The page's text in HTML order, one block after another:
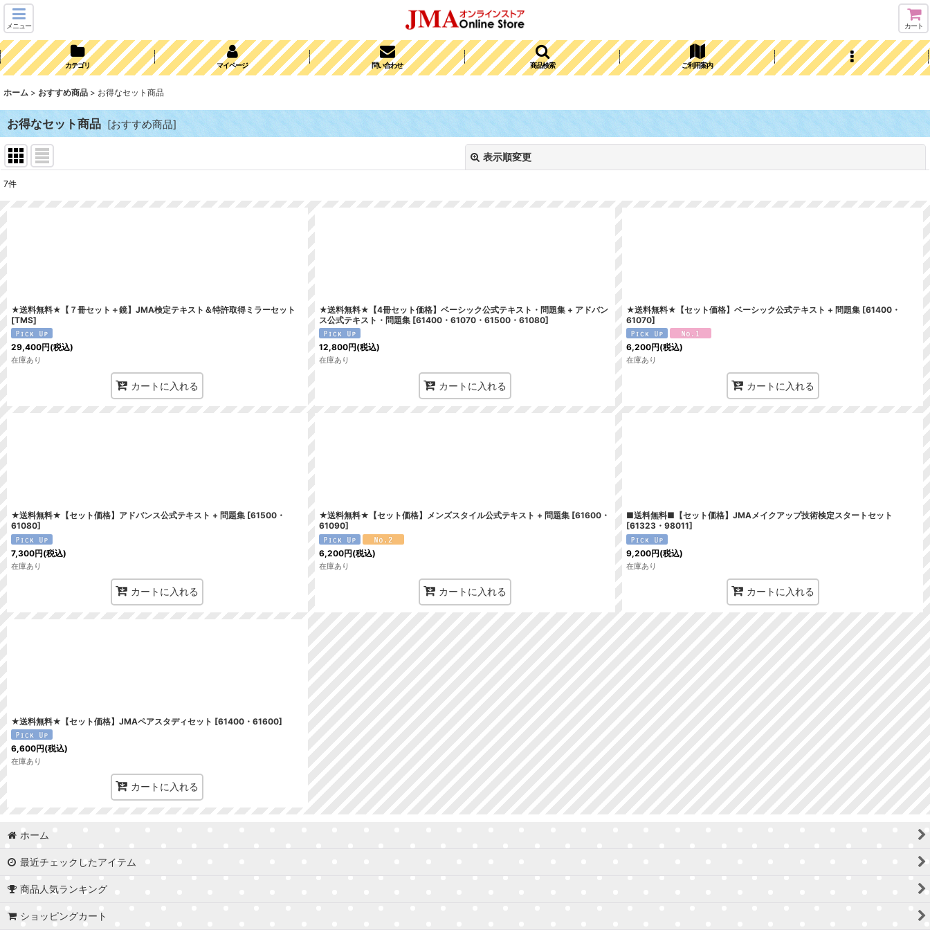
メニュー カート
カテゴリ マイページ 問い合わせ 商品検索 ご利用案内
ホーム > おすすめ商品 > お得なセット商品
お得なセット商品 [おすすめ商品]
表示順変更
7件
★送料無料★【７冊セット＋鏡】JMA検定テキスト＆特許取得ミラーセット
[TMS]
29,400円(税込)
在庫あり
カートに入れる
★送料無料★【4冊セット価格】ベーシック公式テキスト・問題集 + アドバン
ス公式テキスト・問題集 [61400・61070・61500・61080]
12,800円(税込)
在庫あり
カートに入れる
★送料無料★【セット価格】ベーシック公式テキスト + 問題集 [61400・
61070]
6,200円(税込)
在庫あり
カートに入れる
★送料無料★【セット価格】アドバンス公式テキスト + 問題集 [61500・
61080]
7,300円(税込)
在庫あり
カートに入れる
★送料無料★【セット価格】メンズスタイル公式テキスト + 問題集 [61600・
61090]
6,200円(税込)
在庫あり
カートに入れる
■送料無料■【セット価格】JMAメイクアップ技術検定スタートセット
[61323・98011]
9,200円(税込)
在庫あり
カートに入れる
★送料無料★【セット価格】JMAペアスタディセット [61400・61600]
6,600円(税込)
在庫あり
カートに入れる
ホーム
最近チェックしたアイテム
商品人気ランキング
ショッピングカート